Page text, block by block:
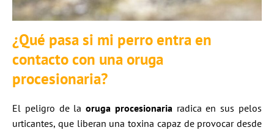
¿Qué pasa si mi perro entra en
contacto con unaoruga
procesionaria?
El peligro de laoruga procesionaria radica en sus pelos
urticantes, que liberan una toxina capaz de provocar desde